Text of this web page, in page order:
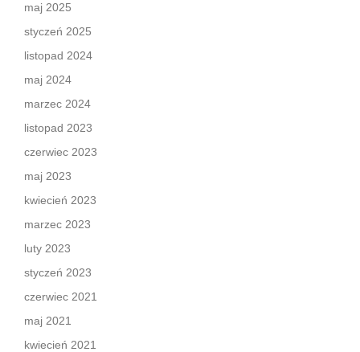
maj 2025
styczeń 2025
listopad 2024
maj 2024
marzec 2024
listopad 2023
czerwiec 2023
maj 2023
kwiecień 2023
marzec 2023
luty 2023
styczeń 2023
czerwiec 2021
maj 2021
kwiecień 2021